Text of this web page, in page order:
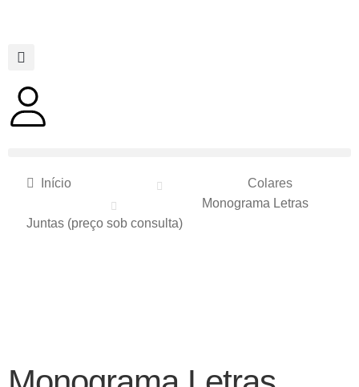
Início
Colares
Monograma Letras
Juntas (preço sob consulta)